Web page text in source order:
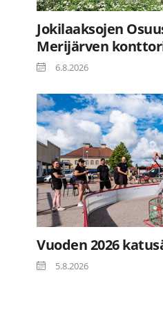
Jokilaaksojen
Merijärven
6.8.2026
Vuoden 2026
5.8.2026